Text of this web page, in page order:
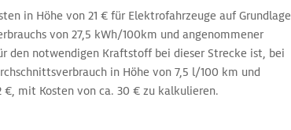
in Höhe von 21 € für Elektrofahrzeuge auf Grundlage
von 27,5 kWh/100km und angenommener
den notwendigen Kraftstoff bei dieser Strecke ist, bei
in Höhe von 7,5 l/100 km und
€, mit Kosten von ca. 30 € zu kalkulieren.